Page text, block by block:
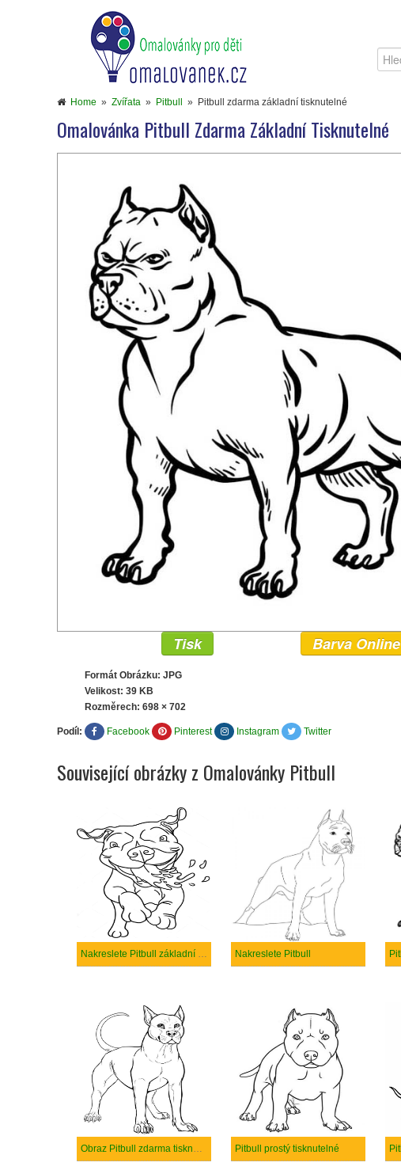
Home » Zvířata » Pitbull » Pitbull zdarma základní tisknutelné
Omalovánka Pitbull Zdarma Základní Tisknutelné
Tisk Barva Online
Formát Obrázku: JPG
Velikost: 39 KB
Rozměrech: 698 × 702
Podíl: Facebook Pinterest Instagram Twitter
Související obrázky z Omalovánky Pitbull
Nakreslete Pitbull základní tisknutelné Nakreslete Pitbull
Obraz Pitbull zdarma tisknutelné Pitbull prostý tisknutelné